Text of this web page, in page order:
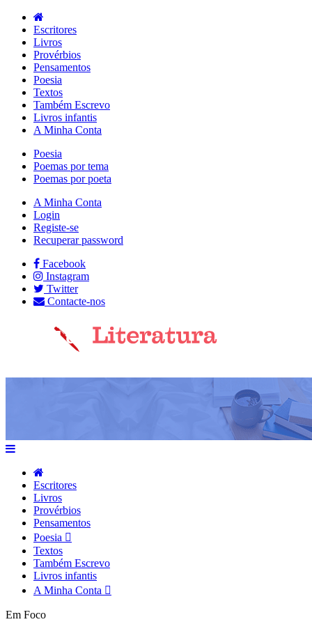
Escritores
Livros
Provérbios
Pensamentos
Poesia
Textos
Também Escrevo
Livros infantis
A Minha Conta
Poesia
Poemas por tema
Poemas por poeta
A Minha Conta
Login
Registe-se
Recuperar password
Facebook
Instagram
Twitter
Contacte-nos
Escritores
Livros
Provérbios
Pensamentos
Poesia
Textos
Também Escrevo
Livros infantis
A Minha Conta
Em Foco